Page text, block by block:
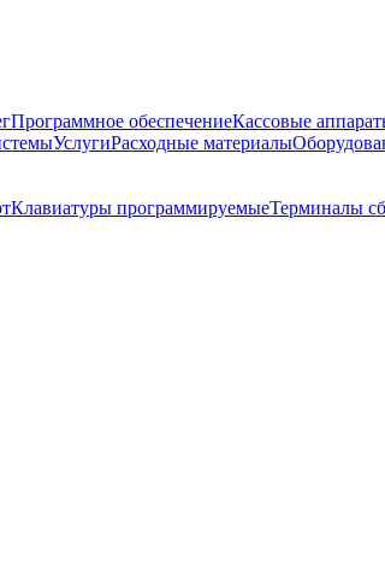
Программное обеспечениеКассовые
УслугиРасходные материалы
Клавиатуры программируемыеТерминалы